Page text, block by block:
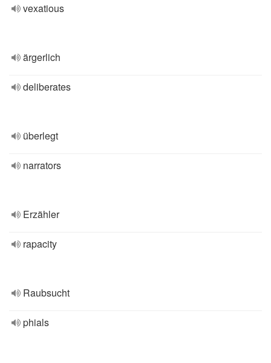
vexatious
ärgerlich
deliberates
überlegt
narrators
Erzähler
rapacity
Raubsucht
phials